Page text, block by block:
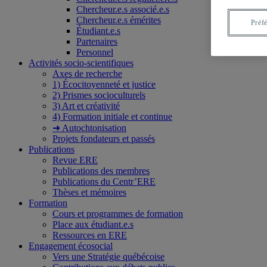
Chercheur.e.s associé.e.s
Chercheur.e.s émérites
Étudiant.e.s
Partenaires
Personnel
Activités socio-scientifiques
Axes de recherche
1) Écocitoyenneté et justice
2) Prismes socioculturels
3) Art et créativité
4) Formation initiale et continue
➜ Autochtonisation
Projets fondateurs et passés
Publications
Revue ERE
Publications des membres
Publications du Centr’ERE
Thèses et mémoires
Formation
Cours et programmes de formation
Place aux étudiant.e.s
Ressources en ERE
Engagement écosocial
Vers une Stratégie québécoise